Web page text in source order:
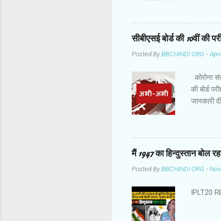
52 रन
वजह से दो
लिए 139
लेकिन
सीबीएसई बोर्ड की 10वीं की
Posted ByBBCHINDI ORG -
कोरोना
की बोर्ड
जानकारी
बाद में
समीक्षा
Twitter
मैं 1947 का हिन्दुस्तान बोल
Posted ByBBCHINDI ORG -
IPLT20